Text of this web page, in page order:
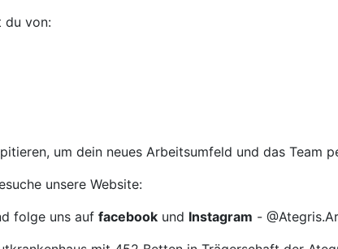
du von:
um dein neues Arbeitsumfeld und das Team
unsere Website:
folge uns auf facebook und Instagram -